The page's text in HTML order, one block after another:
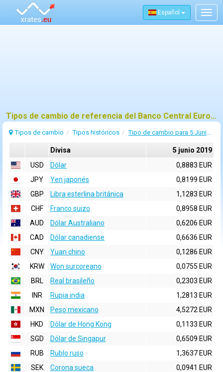
Español
Tipos de cambio de referencia del Banco Central Europeo (BCE) para 5 junio 2019
Tipos de cambio Tipos históricos Tipo de cambio para 5 Junio 2019
Divisa
5 junio 2019
USD
Dólar
0,8883 EUR
JPY
Yen japonés
0,8199 EUR
GBP
Libra esterlina británica
1,1283 EUR
CHF
Franco suizo
0,8958 EUR
AUD
Dólar Australiano
0,6206 EUR
CAD
Dólar canadiense
0,6636 EUR
CNY
Yuan chino
0,1286 EUR
KRW
Won surcoreano
0,0755 EUR
BRL
Real brasileño
0,2303 EUR
INR
Rupia india
1,2813 EUR
MXN
Peso mexicano
4,5272 EUR
HKD
Dólar de Hong Kong
0,1133 EUR
SGD
Dólar de Singapur
0,6509 EUR
RUB
Rublo ruso
1,3637 EUR
SEK
Corona sueca
0,0941 EUR